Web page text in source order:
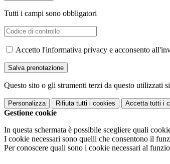
Tutti i campi sono obbligatori
Accetto l'informativa privacy e acconsento
Questo sito o gli strumenti terzi da questo utilizzati
Personalizza Rifiuta tutti i cookies Accetta tutti i
Gestione cookie
In questa schermata è possibile scegliere quali
I cookie necessari sono quelli che consentono il
Per conoscere quali sono i cookie necessari al